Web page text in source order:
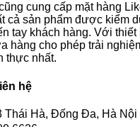
cung cấp mặt hàng
cả sản phẩm được kiểm
tay khách hàng. Với thiết
hàng cho phép trải
thực nhất.
hệ
Thái Hà, Đống Đa, Hà Nội